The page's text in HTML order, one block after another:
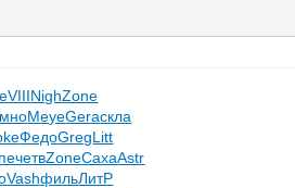
VIIINighZone
МеуеGeraскла
ФедоGregLitt
четвZoneСахаAstr
VashфильЛитР